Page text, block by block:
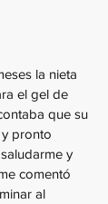
la nieta
el gel de
que su
pronto
y
comentó
al